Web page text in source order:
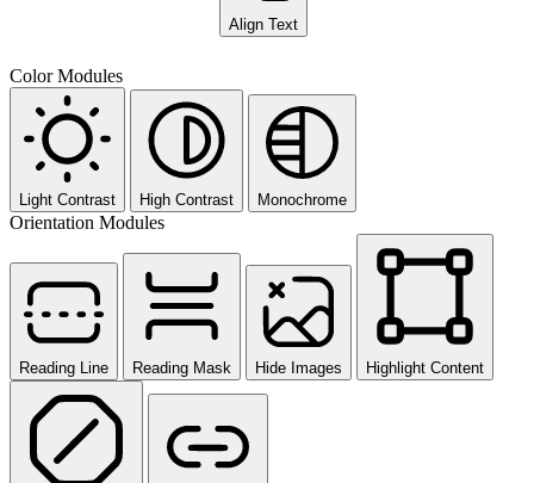
Align Text
Color Modules
Light Contrast High Contrast Monochrome
Orientation Modules
Reading Line Reading Mask Hide Images Highlight Content